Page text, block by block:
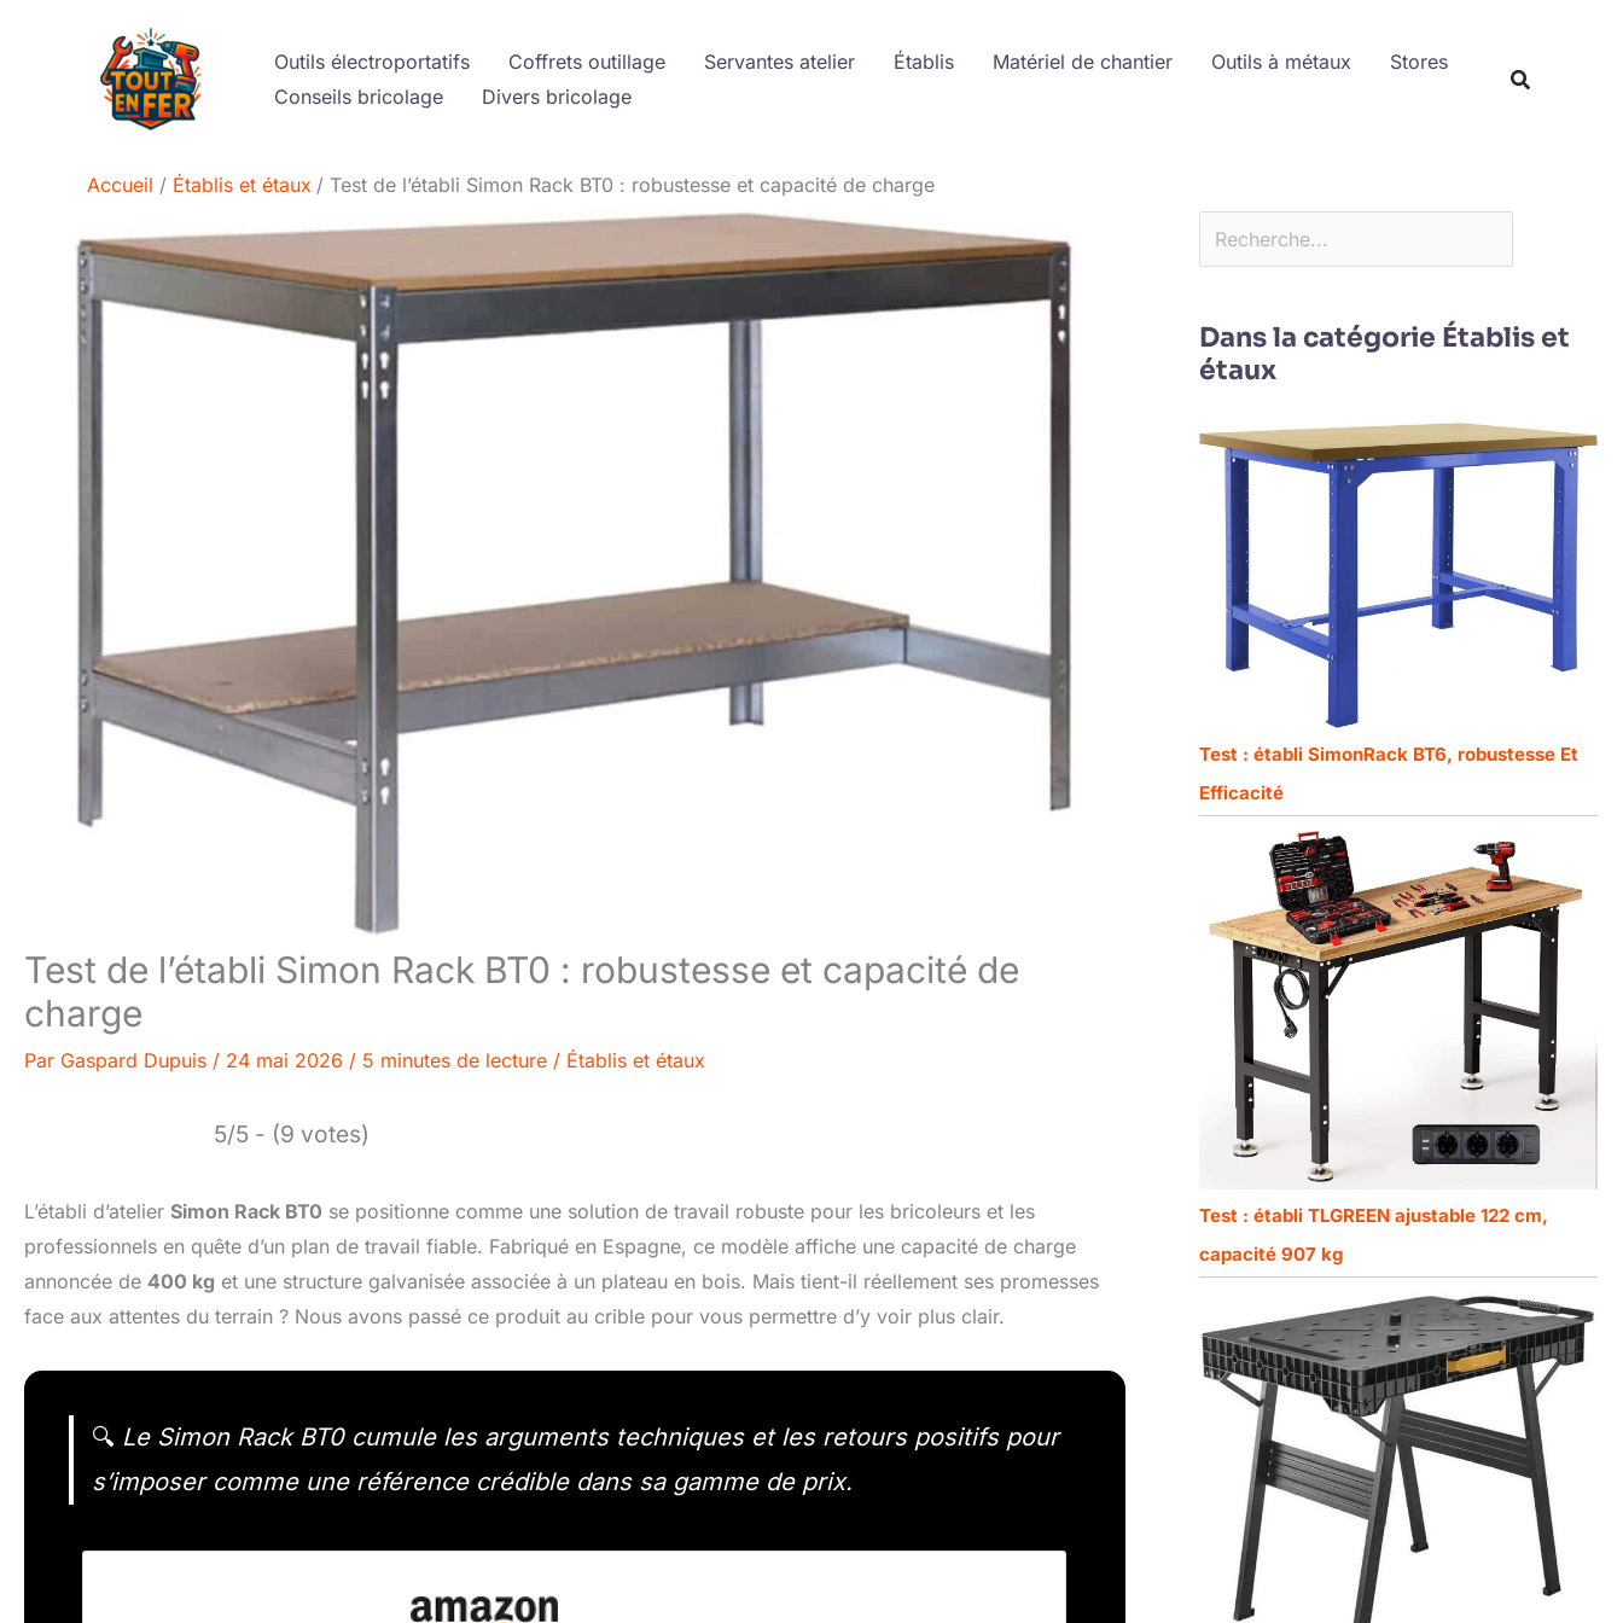
Outils électroportatifs Coffrets outillage Servantes atelier Établis Matériel de chantier Outils à métaux
Stores
Conseils bricolage
Divers bricolage
Accueil Établis et étaux Test de l’établi Simon Rack BT0 : robustesse et capacité de charge
Test de l’établi Simon Rack BT0 : robustesse et capacité de
charge
Par Gaspard Dupuis / 24 mai 2026 / 5 minutes de lecture / Établis et étaux
5/5 - (9 votes)
L’établi d’atelier Simon Rack BT0 se positionne comme une solution de travail robuste pour les bricoleurs et les
professionnels en quête d’un plan de travail fiable. Fabriqué en Espagne, ce modèle affiche une capacité de charge
annoncée de 400 kg et une structure galvanisée associée à un plateau en bois. Mais tient-il réellement ses promesses
face aux attentes du terrain ? Nous avons passé ce produit au crible pour vous permettre d’y voir plus clair.
🔍 Le Simon Rack BT0 cumule les arguments techniques et les retours positifs pour
s’imposer comme une référence crédible dans sa gamme de prix.
Dans la catégorie Établis et
étaux
Test : établi SimonRack BT6, robustesse Et
Efficacité
Test : établi TLGREEN ajustable 122 cm,
capacité 907 kg